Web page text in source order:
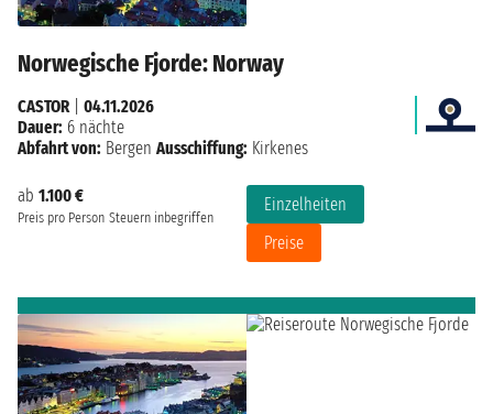
Norwegische Fjorde: Norway
ab 1.100 €
Preis pro Person Steuern inbegriffen
Einzelheiten
Preise
CASTOR
04.11.2026
Dauer: 6 nächte
Abfahrt von: Bergen Ausschiffung: Kirkenes